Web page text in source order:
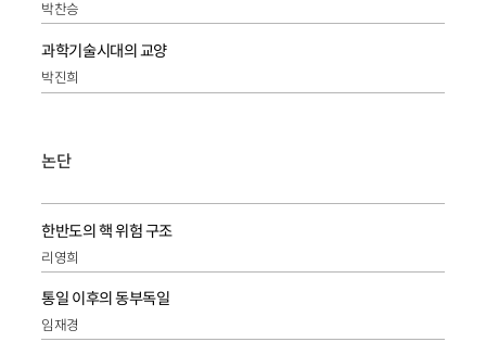
박찬승
과학기술시대의 교양
박진희
논단
한반도의 핵 위험 구조
리영희
통일 이후의 동부독일
임재경